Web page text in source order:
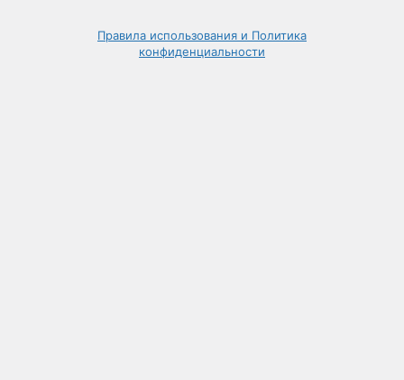
Правила использования и Политика
конфиденциальности